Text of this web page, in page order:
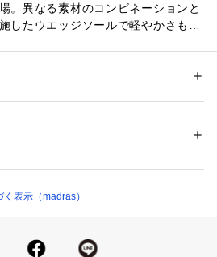
。異なる素材のコンビネーションと
したウエッジソールで軽やかさも演
い程よいカジュアル感があるエレガ
毎年大人気ウエッジサンダルが素材を一新
で軽やかさも演出しました。
アル感があるエレガンスカジュアルアイテ
表示（madras）